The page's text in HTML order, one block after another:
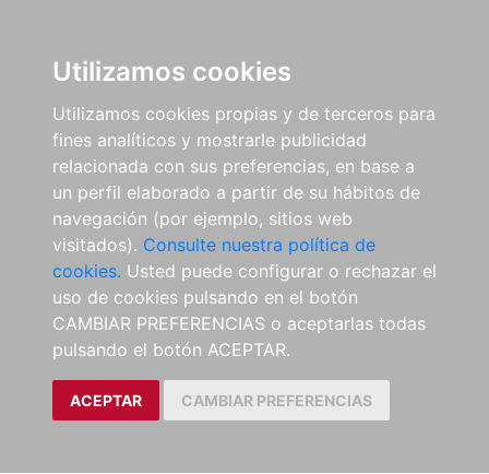
Utilizamos cookies
Utilizamos cookies propias y de terceros para
fines analíticos y mostrarle publicidad
relacionada con sus preferencias, en base a
un perfil elaborado a partir de su hábitos de
navegación (por ejemplo, sitios web
visitados). Consulte nuestra política de
cookies. Usted puede configurar o rechazar el
uso de cookies pulsando en el botón
CAMBIAR PREFERENCIAS o aceptarlas todas
pulsando el botón ACEPTAR.
ACEPTAR CAMBIAR PREFERENCIAS